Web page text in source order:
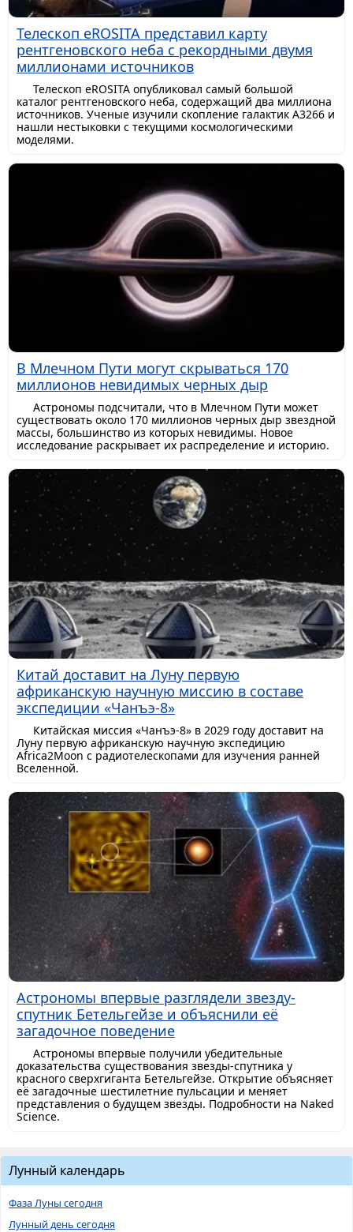
Телескоп eROSITA представил карту
рентгеновского неба с рекордными двумя
миллионами источников
Телескоп eROSITA опубликовал самый большой
каталог рентгеновского неба, содержащий два миллиона
источников. Ученые изучили скопление галактик A3266 и
нашли нестыковки с текущими космологическими
моделями.
В Млечном Пути могут скрываться 170
миллионов невидимых черных дыр
Астрономы подсчитали, что в Млечном Пути может
существовать около 170 миллионов черных дыр звездной
массы, большинство из которых невидимы. Новое
исследование раскрывает их распределение и историю.
Китай доставит на Луну первую
африканскую научную миссию в составе
экспедиции «Чанъэ-8»
Китайская миссия «Чанъэ-8» в 2029 году доставит на
Луну первую африканскую научную экспедицию
Africa2Moon с радиотелескопами для изучения ранней
Вселенной.
Астрономы впервые разглядели звезду-
спутник Бетельгейзе и объяснили её
загадочное поведение
Астрономы впервые получили убедительные
доказательства существования звезды-спутника у
красного сверхгиганта Бетельгейзе. Открытие объясняет
её загадочные шестилетние пульсации и меняет
представления о будущем звезды. Подробности на Naked
Science.
Лунный календарь
Фаза Луны сегодня
Лунный день сегодня